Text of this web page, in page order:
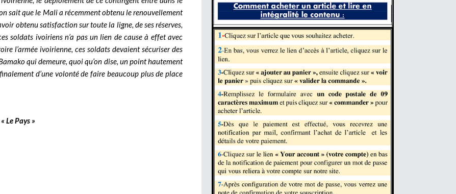
sait que le Mali a récemment obtenu le renouvellement
obtenu satisfaction sur toute la ligne, de ses réserves,
soldats ivoiriens n’a pas un lien de cause à effet avec
l’armée ivoirienne, ces soldats devaient sécuriser des
qui demeure, quoi qu’on dise, un point hautement
d’une volonté de faire beaucoup plus de place
« Le Pays »